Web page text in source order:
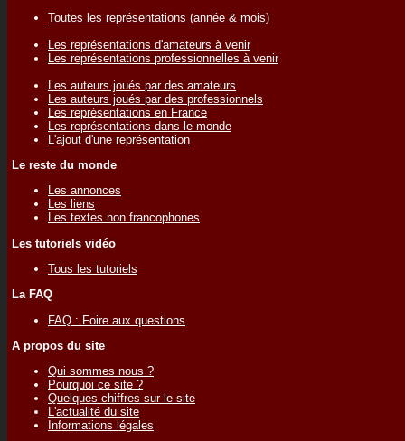
Toutes les représentations (année & mois)
Les représentations d'amateurs à venir
Les représentations professionnelles à venir
Les auteurs joués par des amateurs
Les auteurs joués par des professionnels
Les représentations en France
Les représentations dans le monde
L'ajout d'une représentation
Le reste du monde
Les annonces
Les liens
Les textes non francophones
Les tutoriels vidéo
Tous les tutoriels
La FAQ
FAQ : Foire aux questions
A propos du site
Qui sommes nous ?
Pourquoi ce site ?
Quelques chiffres sur le site
L'actualité du site
Informations légales